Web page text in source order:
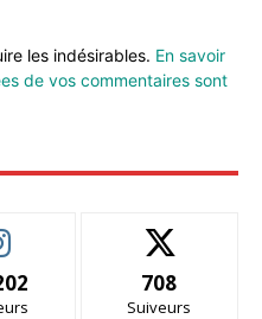
les indésirables. En savoir
de vos commentaires sont
708
Suiveurs